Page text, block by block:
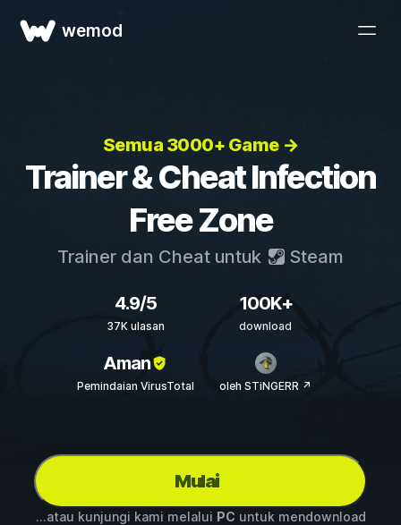
wemod
Semua 3000+ Game →
Trainer & Cheat Infection
Free Zone
Trainer dan Cheat untuk Steam
4.9/5
37K ulasan
100K+
download
Aman
Pemindaian VirusTotal oleh STiNGERR ↗
Mulai
...atau kunjungi kami melalui PC untuk mendownload